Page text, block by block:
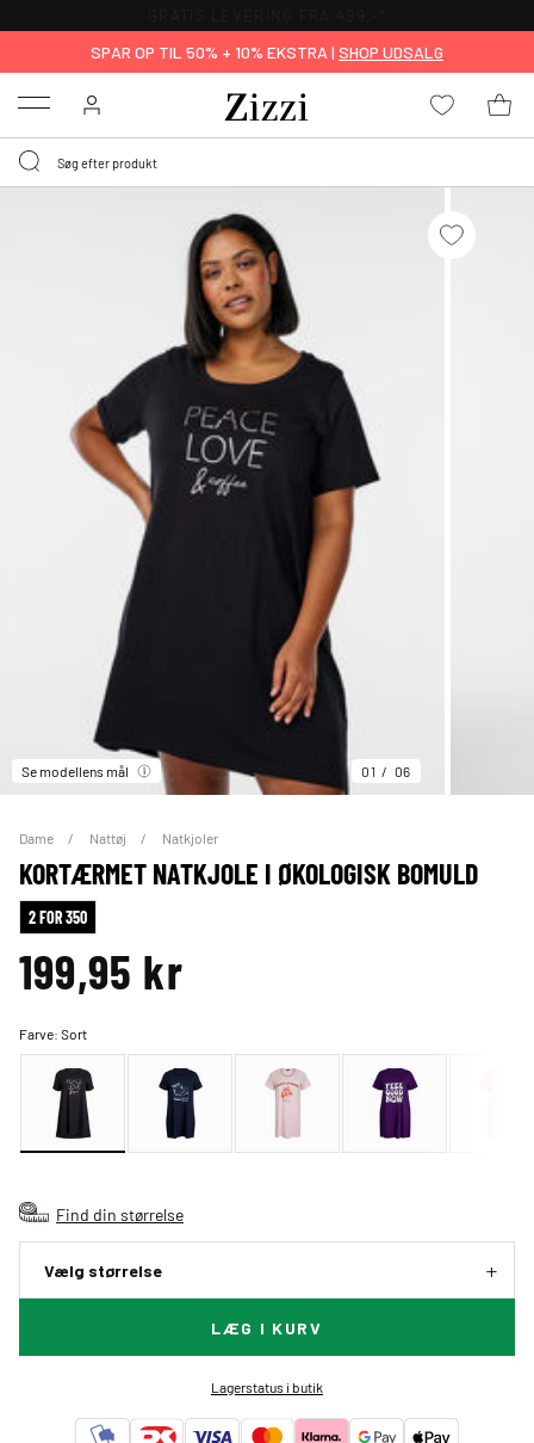
SPAR OP TIL 50% + 10% EKSTRA | SHOP UDSALG
Menu
Se modellens mål 01 06
Dame Nattøj Natkjoler
KORTÆRMET NATKJOLE I ØKOLOGISK BOMULD
2 FOR 350
199,95 kr
Farve:Sort
Find din størrelse
Vælg størrelse
LÆG I KURV
Lagerstatus i butik